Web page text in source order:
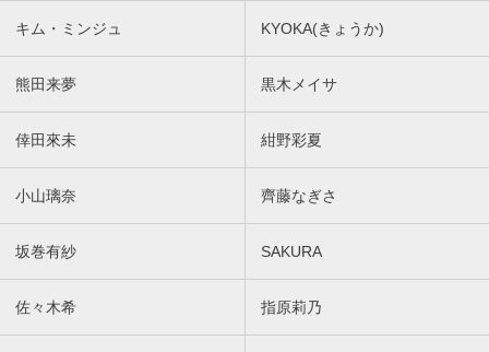
キム・ミンジュ KYOKA(きょうか)
熊田来夢 黒木メイサ
倖田來未 紺野彩夏
小山璃奈 齊藤なぎさ
坂巻有紗 SAKURA
佐々木希 指原莉乃